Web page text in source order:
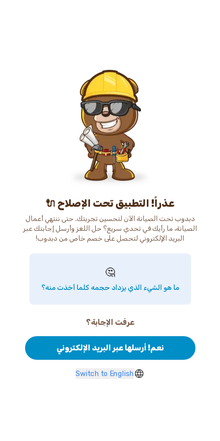
عذراً! التطبيق تحت الإصلاح 🔌
دبدوب تحت الصيانة الآن لتحسين تجربتك. حتى ننتهي أعمال
الصيانة، ما رأيك في تحدي سريع؟ حل اللغز وأرسل إجابتك عبر
البريد الإلكتروني لتحصل على خصم خاص من دبدوب!
🤔
ما هو الشيء الذي يزداد حجمه كلما أخذت منه؟
عرفت الإجابة؟
نعم! أرسلها عبر البريد الإلكتروني
Switch to English